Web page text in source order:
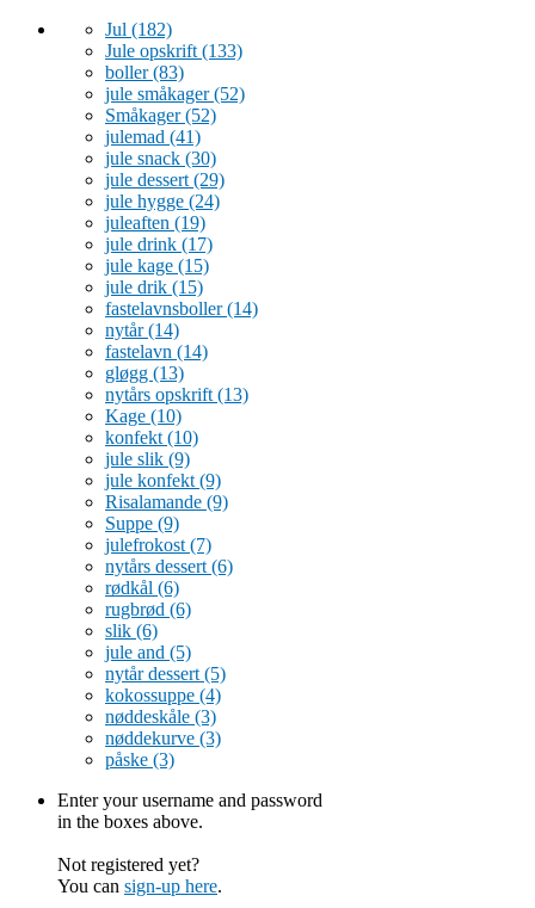
Jul (182)
Jule opskrift (133)
boller(83)
jule småkager(52)
Småkager(52)
julemad (41)
jule snack (30)
jule dessert (29)
jule hygge (24)
juleaften (19)
jule drink (17)
jule kage (15)
jule drik (15)
fastelavnsboller(14)
nytår(14)
fastelavn (14)
gløgg (13)
nytårs opskrift (13)
Kage (10)
konfekt (10)
jule slik (9)
jule konfekt (9)
Risalamande (9)
Suppe (9)
julefrokost (7)
nytårs dessert (6)
rødkål (6)
rugbrød (6)
slik (6)
jule and (5)
nytår dessert (5)
kokossuppe (4)
nøddeskåle (3)
nøddekurve (3)
påske (3)
Enter your username and password
in the boxes above.
Not registered yet?
You can sign-up here.